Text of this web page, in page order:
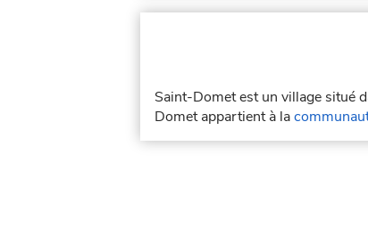
Saint-Domet est un village situé
Domet appartient à la